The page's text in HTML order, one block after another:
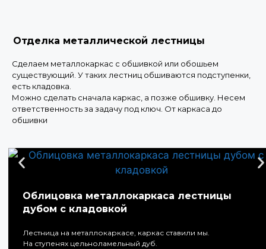
Отделка металлической лестницы
Сделаем металлокаркас с обшивкой или обошьем
существующий. У таких лестниц обшиваются подступенки,
есть кладовка.
Можно сделать сначала каркас, а позже обшивку. Несем
ответственность за задачу под ключ. От каркаса до
обшивки
Облицовка металлокаркаса лестницы
дубом с кладовкой
Лестница на металлокаркасе, каркас ставили мы.
На ступенях цельноламельный дуб.